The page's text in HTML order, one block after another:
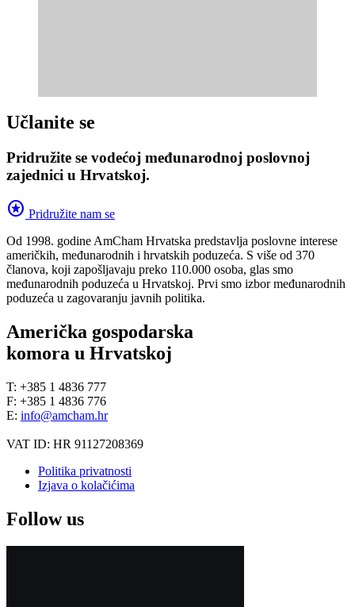
Učlanite se
Pridružite se vodećoj međunarodnoj poslovnoj
zajednici u Hrvatskoj.
stars Pridružite nam se
Od 1998. godine AmCham Hrvatska predstavlja poslovne interese
američkih, međunarodnih i hrvatskih poduzeća. S više od 370
članova, koji zapošljavaju preko 110.000 osoba, glas smo
međunarodnih poduzeća u Hrvatskoj. Prvi smo izbor međunarodnih
poduzeća u zagovaranju javnih politika.
Američka gospodarska
komora u Hrvatskoj
T: +385 1 4836 777
F: +385 1 4836 776
E: info@amcham.hr
VAT ID: HR 91127208369
Politika privatnosti
Izjava o kolačićima
Follow us